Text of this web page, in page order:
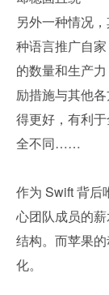
另外一种情况
种语言推广自
的数量和生产
励措施与其他
得更好，有利
全不同……
作为 Swift 背后
心团队成员的
结构。而苹果
化。